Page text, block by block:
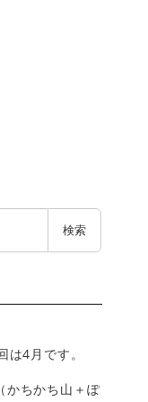
検索
4月です。
かちかち山＋ぽ